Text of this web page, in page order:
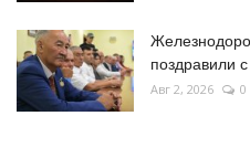
поздравили
Авг 2, 2026 0